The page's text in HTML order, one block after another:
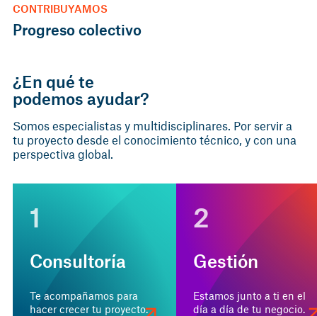
CONTRIBUYAMOS
Progreso colectivo
¿En qué te
podemos ayudar?
Somos especialistas y multidisciplinares. Por servir a
tu proyecto desde el conocimiento técnico, y con una
perspectiva global.
1
Consultoría
Te acompañamos para
hacer crecer tu proyecto.
2
Gestión
Estamos junto a ti en el
día a día de tu negocio.